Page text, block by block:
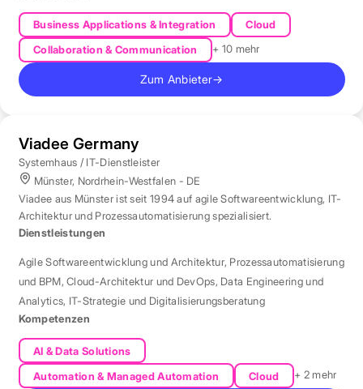
Business Applications & Integration
Cloud
Collaboration & Communication
+ 10 mehr
Zum Anbieter→
Viadee Germany
Systemhaus / IT-Dienstleister
Münster, Nordrhein-Westfalen - DE
Viadee aus Münster ist seit 1994 auf agile Softwareentwicklung, IT-
Architektur und Prozessautomatisierung spezialisiert.
Dienstleistungen
Agile Softwareentwicklung und Architektur, Prozessautomatisierung
und BPM,Cloud-Architektur und DevOps, Data Engineering und
Analytics, IT-Strategie und Digitalisierungsberatung
Kompetenzen
AI & Data Solutions
Automation & Managed Automation
Cloud + 2 mehr